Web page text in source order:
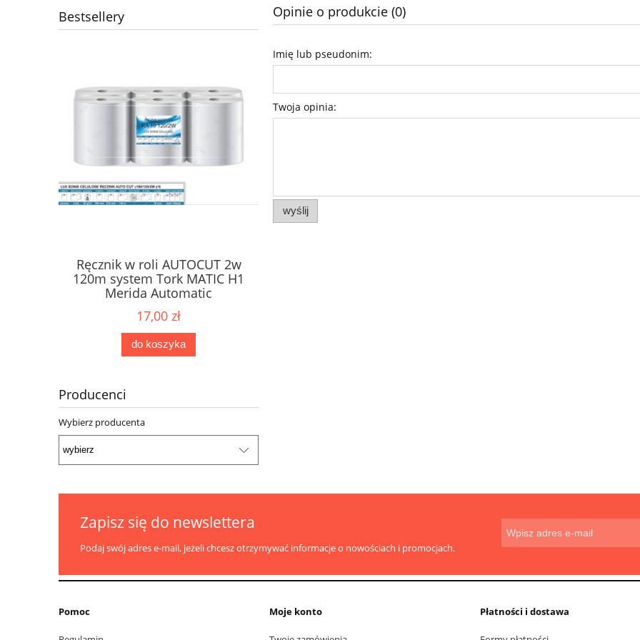
Bestsellery
Ręcznik w roli AUTOCUT 2w
120m system Tork MATIC H1
Merida Automatic
17,00 zł
do koszyka
Producenci
Wybierz producenta
Opinie o produkcie (0)
Imię lub pseudonim:
Twoja opinia:
wyślij
Zapisz się do newslettera
Podaj swój adres e-mail, jeżeli chcesz otrzymywać informacje o nowościach i promocjach.
Pomoc Moje konto Płatności i dostawa